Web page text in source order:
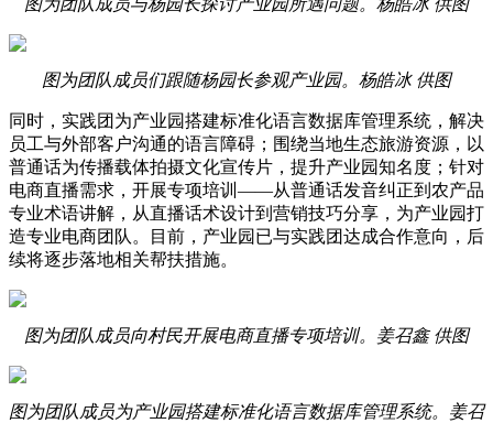
图为团队成员们跟随杨园长参观产业园。杨皓冰 供图
同时，实践团为产业园搭建标准化语言数据库管理系统，解决
员工与外部客户沟通的语言障碍；围绕当地生态旅游资源，以
普通话为传播载体拍摄文化宣传片，提升产业园知名度；针对
电商直播需求，开展专项培训——从普通话发音纠正到农产品
专业术语讲解，从直播话术设计到营销技巧分享，为产业园打
造专业电商团队。目前，产业园已与实践团达成合作意向，后
续将逐步落地相关帮扶措施。
图为团队成员向村民开展电商直播专项培训。姜召鑫 供图
图为团队成员为产业园搭建标准化语言数据库管理系统。姜召